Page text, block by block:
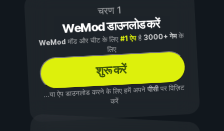
चरण 1
WeMod डाउनलोड करें
WeMod मॉड और चीट के लिए#1 ऐपहै3000+ गेमके
लिए
शुरू करें
...या ऐप डाउनलोड करने के लिए हमें अपनेपीसीपर विज़िट
करें